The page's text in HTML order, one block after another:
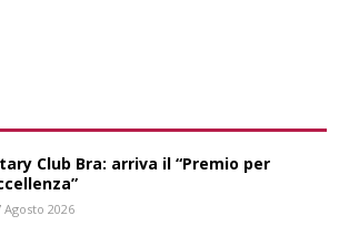
Club Bra: arriva il “Premio per
Agosto 2026